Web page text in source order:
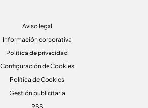
Aviso legal
Información corporativa
Politica de privacidad
Configuración de Cookies
Política de Cookies
Gestión publicitaria
RSS